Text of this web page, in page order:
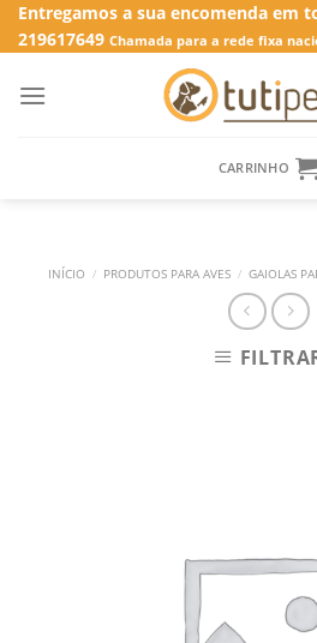
SkipEntregamos a sua encomenda em
219617649 Chamada para a rede fixa
CARRINHO
INÍCIO / PRODUTOS PARA AVES / GAIOLAS